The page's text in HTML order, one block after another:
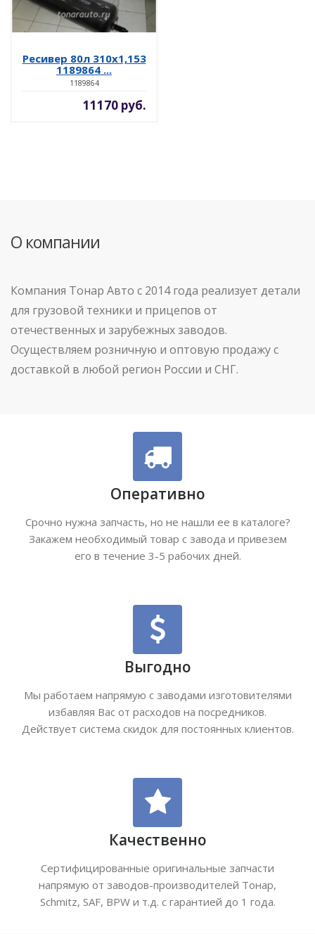
Ресивер 80л 310х1,153
1189864 ...
1189864
11170 руб.
О компании
Компания Тонар Авто с 2014 года реализует детали
для грузовой техники и прицепов от
отечественных и зарубежных заводов.
Осуществляем розничную и оптовую продажу с
доставкой в любой регион России и СНГ.
Оперативно
Срочно нужна запчасть, но не нашли ее в каталоге?
Закажем необходимый товар с завода и привезем
его в течение 3-5 рабочих дней.
Выгодно
Мы работаем напрямую с заводами изготовителями
избавляя Вас от расходов на посредников.
Действует система скидок для постоянных клиентов.
Качественно
Сертифицированные оригинальные запчасти
напрямую от заводов-производителей Тонар,
Schmitz, SAF, BPW и т.д. с гарантией до 1 года.